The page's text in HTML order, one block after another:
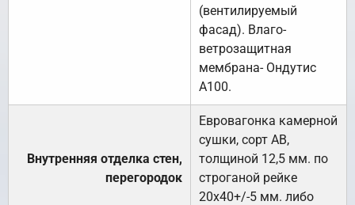
(вентилируемый
фасад). Влаго-
ветрозащитная
мембрана- Ондутис
А100.
Внутренняя отделка стен,
перегородок
Евровагонка камерной
сушки, сорт АВ,
толщиной 12,5 мм. по
строганой рейке
20х40+/-5 мм. либо